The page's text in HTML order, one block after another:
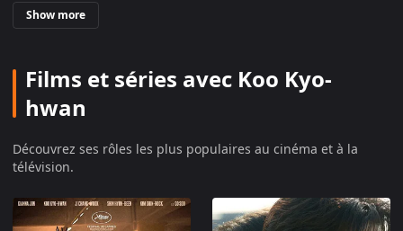
2021)
Koo Kyo-hwan : percée avec « Jane » et
les prix du cinéma indépendant
l'Acteur de l'année au Festival international du film de
Busan. (Source : streaml.ist, 2024) L'année suivante,
transgenre avec une franchise remarquée par la
presse, lui rapporte le prix du meilleur nouvel acteur
Show more
Films et séries avec Koo Kyo-
hwan
Découvrez ses rôles les plus populaires au cinéma et à la
télévision.